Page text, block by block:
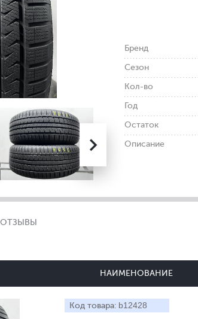
Бренд
Сезон
Кол-во
Год
Остаток
Описание
ОТЗЫВЫ
НАИМЕНОВАНИЕ
Код товара: b12428